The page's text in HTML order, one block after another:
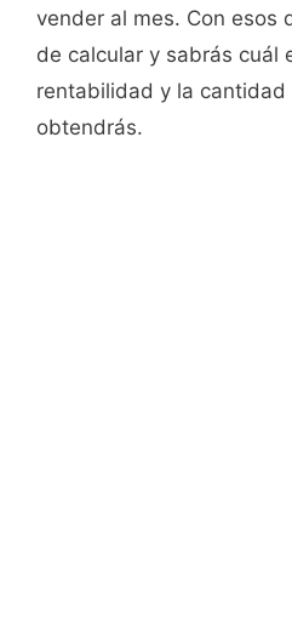
vender al mes. Con esos
de calcular y sabrás cuál
rentabilidad y la
obtendrás.